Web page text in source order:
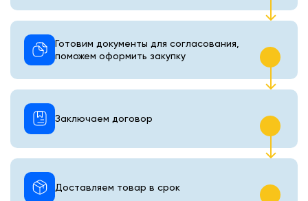
Готовим документы для согласования,
поможем оформить закупку
Доставляем товар в срок
Заключаем договор